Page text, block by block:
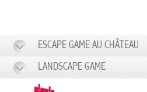
ESCAPE GAME AU CHÂTEAU
LANDSCAPE GAME